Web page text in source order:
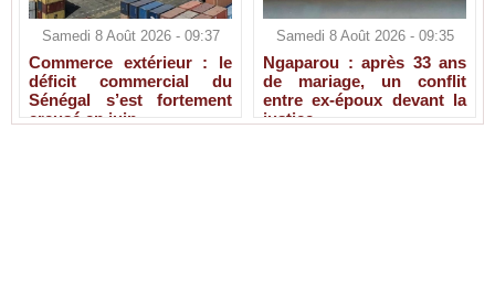
Samedi 8 Août 2026 - 09:37
Commerce extérieur : le
déficit commercial du
Sénégal s’est fortement
creusé en juin
Samedi 8 Août 2026 - 09:35
Ngaparou : après 33 ans
de mariage, un conflit
entre ex-époux devant la
justice